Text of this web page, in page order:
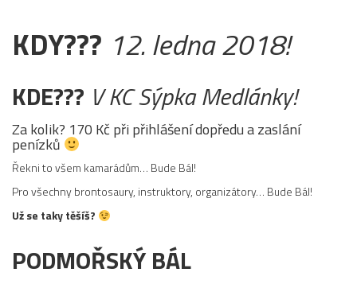
KDY??? 12. ledna 2018!
KDE??? V KC Sýpka Medlánky!
Za kolik? 170 Kč při přihlášení dopředu a zaslání
penízků
Řekni to všem kamarádům… Bude Bál!
Pro všechny brontosaury, instruktory, organizátory… Bude Bál!
Už se taky těšíš?
PODMOŘSKÝ BÁL